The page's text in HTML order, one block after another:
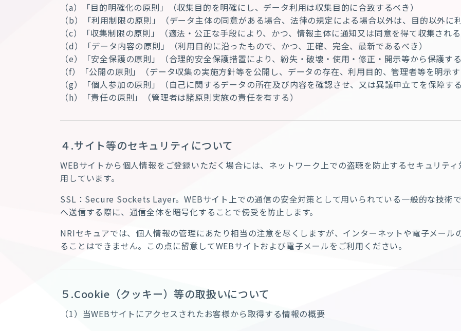
（a）「目的明確化の原則」（収集目的を明確にし、データ利用は収集目的に合致するべき）
（b）「利用制限の原則」（データ主体の同意がある場合、法律の規定による場合以外は、目的以外に
（c）「収集制限の原則」（適法・公正な手段により、かつ、情報主体に通知又は同意を得て収集される
（d）「データ内容の原則」（利用目的に沿ったもので、かつ、正確、完全、最新であるべき）
（e）「安全保護の原則」（合理的安全保護措置により、紛失・破壊・使用・修正・開示等から保護する
（f）「公開の原則」（データ収集の実施方針等を公開し、データの存在、利用目的、管理者等を明示す
（g）「個人参加の原則」（自己に関するデータの所在及び内容を確認させ、又は異議申立てを保障する
（h）「責任の原則」（管理者は諸原則実施の責任を有する）
４.サイト等のセキュリティについて
WEBサイトから個人情報をご登録いただく場合には、ネットワーク上での盗聴を防止するセキュリテ
用しています。
SSL：Secure Sockets Layer。WEBサイト上での通信の安全対策として用いられている一般的な技術
へ送信する際に、通信全体を暗号化することで傍受を防止します。
NRIセキュアでは、個人情報の管理にあたり相当の注意を尽くしますが、インターネットや電子メール
ることはできません。この点に留意してWEBサイトおよび電子メールをご利用ください。
５.Cookie（クッキー）等の取扱いについて
（1）当WEBサイトにアクセスされたお客様から取得する情報の概要